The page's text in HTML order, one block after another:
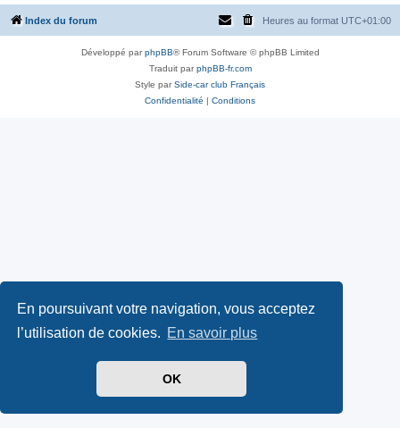
En poursuivant votre navigation, vous acceptez
l’utilisation de cookies. En savoir plus
OK
Index du forum Heures au format UTC+01:00
Développé parphpBB® Forum Software © phpBB Limited
Traduit parphpBB-fr.com
Style parSide-car club Français
Confidentialité | Conditions